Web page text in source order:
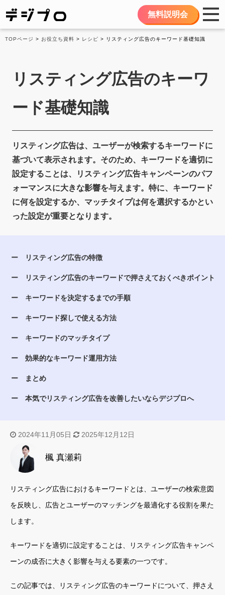
無料説明会
TOPページ > お役立ち資料 > レシピ > リスティング広告のキーワード基礎知識
リスティング広告のキーワ
ード基礎知識
リスティング広告は、ユーザーが検索するキーワードに
基づいて表示されます。そのため、キーワードを適切に
設定することは、リスティング広告キャンペーンのパフ
ォーマンスに大きな影響を与えます。特に、キーワード
に何を設定するか、マッチタイプは何を選択するかとい
った設定が重要となります。
リスティング広告の特徴
リスティング広告のキーワードで押さえておくべきポイント
キーワードを決定するまでの手順
キーワード探しで使える方法
キーワードのマッチタイプ
効果的なキーワード運用方法
まとめ
本気でリスティング広告を改善したいならデジプロへ
2024年11月05日 2025年12月12日
楓 真瀬莉
リスティング広告におけるキーワードとは、ユーザーの検索意図
を反映し、広告とユーザーのマッチングを最適化する役割を果た
します。
キーワードを適切に設定することは、リスティング広告キャンペ
ーンの成否に大きく影響を与える要素の一つです。
この記事では、リスティング広告のキーワードについて、押さえ